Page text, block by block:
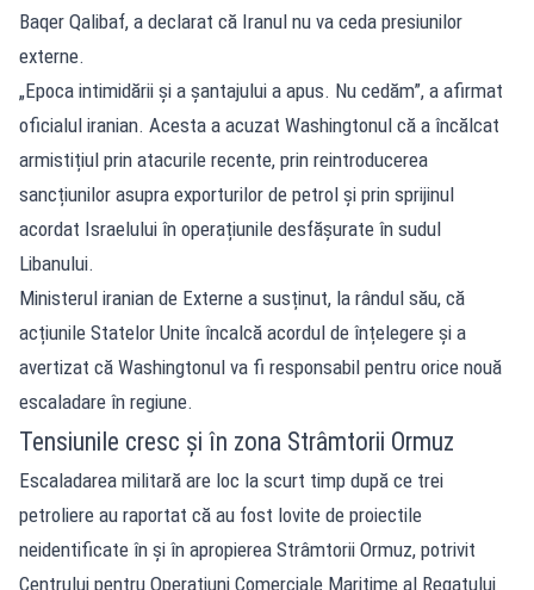
Baqer Qalibaf, a declarat că Iranul nu va ceda presiunilor
externe.
„Epoca intimidării și a șantajului a apus. Nu cedăm”, a afirmat
oficialul iranian. Acesta a acuzat Washingtonul că a încălcat
armistițiul prin atacurile recente, prin reintroducerea
sancțiunilor asupra exporturilor de petrol și prin sprijinul
acordat Israelului în operațiunile desfășurate în sudul
Libanului.
Ministerul iranian de Externe a susținut, la rândul său, că
acțiunile Statelor Unite încalcă acordul de înțelegere și a
avertizat că Washingtonul va fi responsabil pentru orice nouă
escaladare în regiune.
Tensiunile cresc și în zona Strâmtorii Ormuz
Escaladarea militară are loc la scurt timp după ce trei
petroliere au raportat că au fost lovite de proiectile
neidentificate în și în apropierea Strâmtorii Ormuz, potrivit
Centrului pentru Operațiuni Comerciale Maritime al Regatului